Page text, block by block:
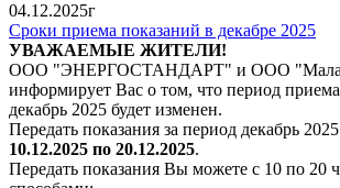
04.12.2025г
Cроки приема показаний в декабре 2025
УВАЖАЕМЫЕ ЖИТЕЛИ!
ООО "ЭНЕРГОСТАНДАРТ" и ООО "Малая
информирует Вас о том, что период приема
декабрь 2025 будет изменен.
Передать показания за период декабрь
10.12.2025 по 20.12.2025.
Передать показания Вы можете с 10 по 20